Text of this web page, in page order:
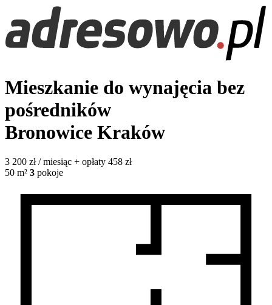
Mieszkanie do wynajęcia bez
pośredników
Bronowice Kraków
3 200 zł / miesiąc + opłaty 458 zł
50 m² 3 pokoje